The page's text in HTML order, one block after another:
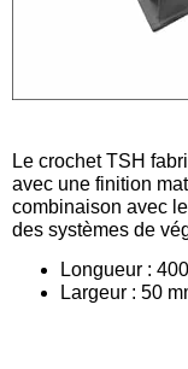
Le crochet TSH
avec une finition
combinaison avec
des systèmes de
Longueur :
Largeur : 50